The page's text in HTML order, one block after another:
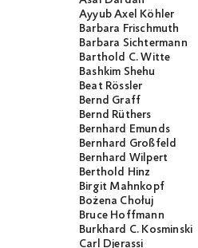
Ayyub Axel Köhler
Barbara Frischmuth
Barbara Sichtermann
Barthold C. Witte
Bashkim Shehu
Beat Rössler
Bernd Graff
Bernd Rüthers
Bernhard Emunds
Bernhard Großfeld
Bernhard Wilpert
Berthold Hinz
Birgit Mahnkopf
Bożena Chołuj
Bruce Hoffmann
Burkhard C. Kosminski
Carl Djerassi